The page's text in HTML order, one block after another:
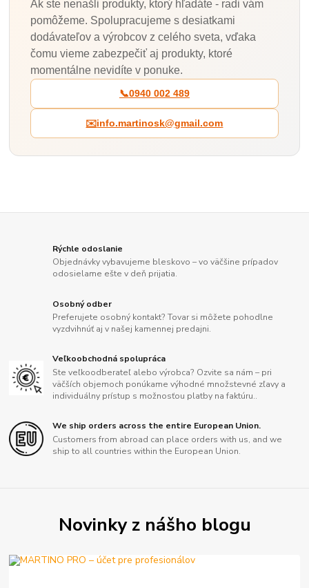
Ak ste nenašli produkty, ktorý hľadáte - radi vám
pomôžeme. Spolupracujeme s desiatkami
dodávateľov a výrobcov z celého sveta, vďaka
čomu vieme zabezpečiť aj produkty, ktoré
momentálne nevidíte v ponuke.
📞0940 002 489
✉️info.martinosk@gmail.com
Rýchle odoslanie
Objednávky vybavujeme bleskovo – vo väčšine prípadov
odosielame ešte v deň prijatia.
Osobný odber
Preferujete osobný kontakt? Tovar si môžete pohodlne
vyzdvihnúť aj v našej kamennej predajni.
Veľkoobchodná spolupráca
Ste veľkoodberateľ alebo výrobca? Ozvite sa nám – pri
väčších objemoch ponúkame výhodné množstevné zľavy a
individuálny prístup s možnosťou platby na faktúru..
We ship orders across the entire European Union.
Customers from abroad can place orders with us, and we
ship to all countries within the European Union.
Novinky z nášho blogu